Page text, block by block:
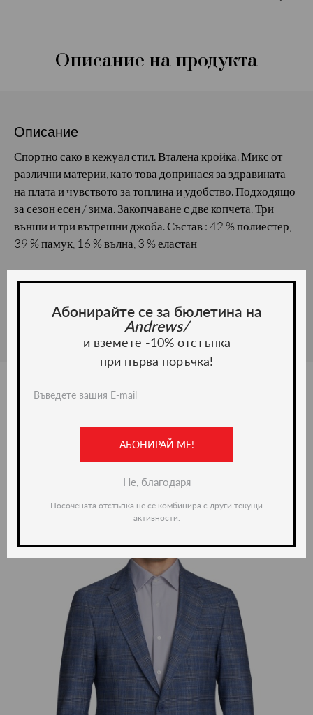
Описание на продукта
Описание
Спортно сако в кежуал стил. Вталена кройка. Микс от
различни материи, като това допринася за здравината
на плата и чувството за топлина и удобство. Подходящо
за сезон есен / зима. Закопчаване с две копчета. Три
външи и три вътрешни джоба. Състав : 42 % полиестер,
39 % памук, 16 % вълна, 3 % еластан
Материал и грижа
Ние препоръчваме
Абонирайте се за бюлетина на
Andrews/
и вземете -10% отстъпка
при първа поръчка!
АБОНИРАЙ МЕ!
Не, благодаря
Посочената отстъпка не се комбинира с други текущи
активности.